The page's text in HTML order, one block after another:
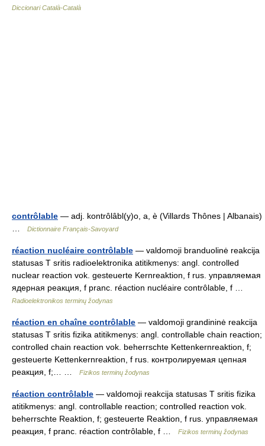
Diccionari Català-Català
contrôlable — adj. kontrôlâbl(y)o, a, è (Villards Thônes | Albanais)
Dictionnaire Français-Savoyard
réaction nucléaire contrôlable — valdomoji branduolinė reakcija
statusas T sritis radioelektronika atitikmenys: angl. controlled
nuclear reaction vok. gesteuerte Kernreaktion, f rus. управляемая
ядерная реакция, f pranc. réaction nucléaire contrôlable, f …
Radioelektronikos terminų žodynas
réaction en chaîne contrôlable — valdomoji grandininė reakcija
statusas T sritis fizika atitikmenys: angl. controllable chain reaction;
controlled chain reaction vok. beherrschte Kettenkernreaktion, f;
gesteuerte Kettenkernreaktion, f rus. контролируемая цепная
реакция, f;… …
Fizikos terminų žodynas
réaction contrôlable — valdomoji reakcija statusas T sritis fizika
atitikmenys: angl. controllable reaction; controlled reaction vok.
beherrschte Reaktion, f; gesteuerte Reaktion, f rus. управляемая
реакция, f pranc. réaction contrôlable, f …
Fizikos terminų žodynas